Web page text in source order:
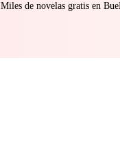
Miles de novelas gratis en